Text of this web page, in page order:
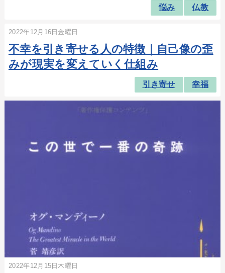
悩み
仏教
2022年12月16日金曜日
不幸を引き寄せる人の特徴｜自己像の歪
みが現実を変えていく仕組み
引き寄せ 幸福
2022年12月15日木曜日